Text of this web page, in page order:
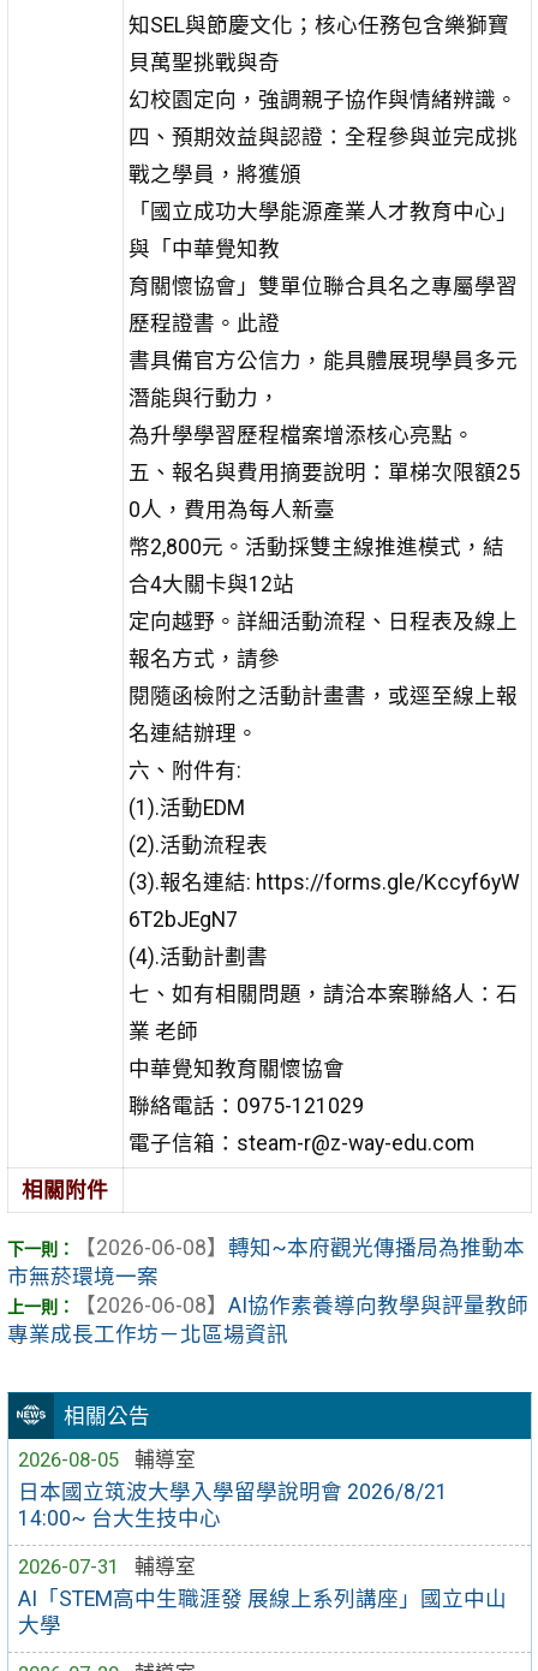
相關公告
2026-08-05
輔導室
日本國立筑波大學入學留學說明會 2026/8/21
14:00~ 台大生技中心
2026-07-31
輔導室
AI「STEM高中生職涯發 展線上系列講座」國立中山
大學
知SEL與節慶文化；核心任務包含樂獅寶
貝萬聖挑戰與奇
幻校園定向，強調親子協作與情緒辨識。
四、預期效益與認證：全程參與並完成挑
戰之學員，將獲頒
「國立成功大學能源產業人才教育中心」
與「中華覺知教
育關懷協會」雙單位聯合具名之專屬學習
歷程證書。此證
書具備官方公信力，能具體展現學員多元
潛能與行動力，
為升學學習歷程檔案增添核心亮點。
五、報名與費用摘要說明：單梯次限額25
0人，費用為每人新臺
幣2,800元。活動採雙主線推進模式，結
合4大關卡與12站
定向越野。詳細活動流程、日程表及線上
報名方式，請參
閱隨函檢附之活動計畫書，或逕至線上報
名連結辦理。
六、附件有:
(1).活動EDM
(2).活動流程表
(3).報名連結: https://forms.gle/Kccyf6yW
6T2bJEgN7
(4).活動計劃書
七、如有相關問題，請洽本案聯絡人：石
業 老師
中華覺知教育關懷協會
聯絡電話：0975-121029
電子信箱：steam-r@z-way-edu.com
相關附件
【2026-06-08】 轉知~本府觀光傳播局為推動本
市無菸環境一案
【2026-06-08】 AI協作素養導向教學與評量教師
專業成長工作坊－北區場資訊